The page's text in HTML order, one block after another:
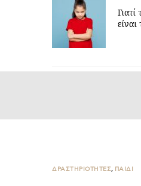
δύσκολη ηλικία;
ΔΡΑΣΤΗΡΙΟΤΗΤΕΣ, ΠΑΙΔΙ